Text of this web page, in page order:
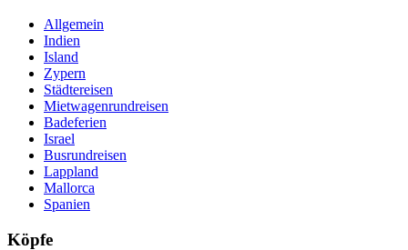
Allgemein
Indien
Island
Zypern
Städtereisen
Mietwagenrundreisen
Badeferien
Israel
Busrundreisen
Lappland
Mallorca
Spanien
Köpfe